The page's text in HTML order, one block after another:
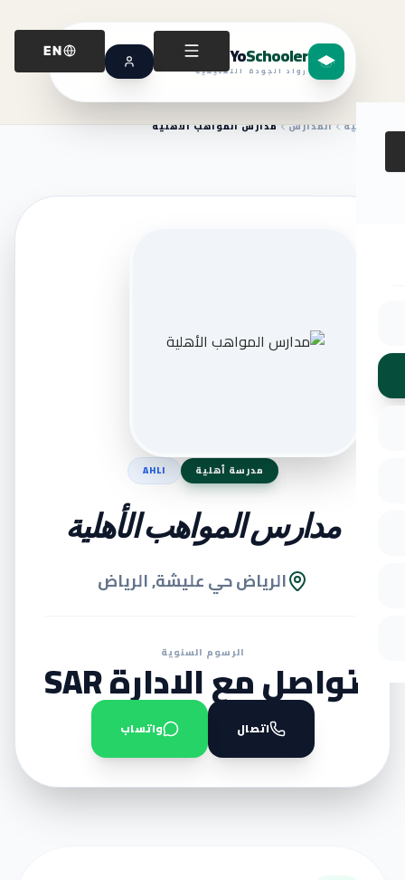
YoSchooler
رواد الجودة التعليمية
EN
الرئيسية المدارس مدارس المواهب الأهلية
مدرسة أهلية AHLI
مدارس المواهب الأهلية
الرياض حي عليشة, الرياض
الرسوم السنوية
تواصل مع الادارة SAR
اتصال واتساب